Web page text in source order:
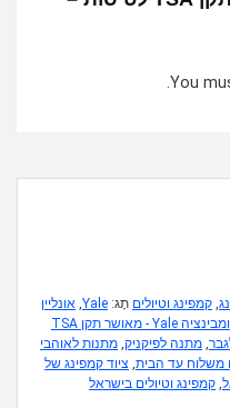
You
, קמפינג וטיולים תָג: Yale
, אונליין
מנעול קומבינציה Yale - מאושר תקן TSA
, מתנה לפיקניק, מתנות לאוהבי
משלוח עד הבית, ציוד קמפינג של
, קמפינג וטיולים בישראל